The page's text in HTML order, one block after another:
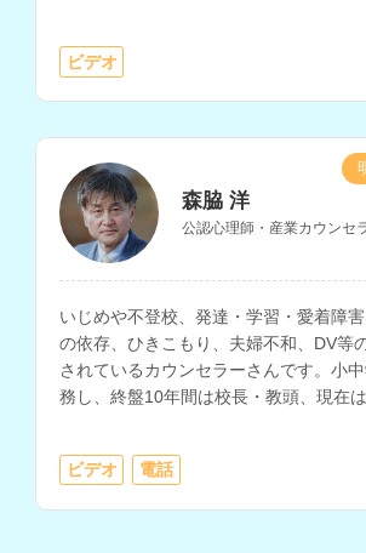
ビデオ
森脇 洋
公認心理師・産業カウンセ
いじめや不登校、発達・学習・愛着障
の依存、ひきこもり、夫婦不和、DV等
されているカウンセラーさんです。小
務し、終盤10年間は校長・教頭、現在は
ンセラーとして、生徒や保護者の相談
ビデオ 電話